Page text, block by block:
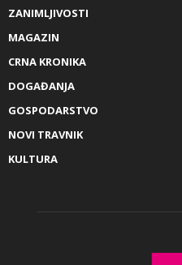
ZANIMLJIVOSTI
MAGAZIN
CRNA KRONIKA
DOGAĐANJA
GOSPODARSTVO
NOVI TRAVNIK
KULTURA